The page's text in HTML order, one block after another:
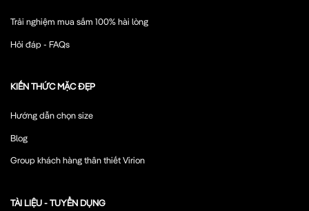
Trải nghiệm mua sắm 100% hài lòng
Hỏi đáp - FAQs
KIẾN THỨC MẶC ĐẸP
Hướng dẫn chọn size
Blog
Group khách hàng thân thiết Virion
TÀI LIỆU - TUYỂN DỤNG